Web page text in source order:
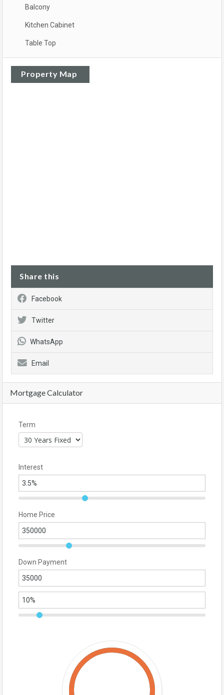
Balcony
Kitchen Cabinet
Table Top
Property Map
Share this
Facebook
Twitter
WhatsApp
Email
Mortgage Calculator
Term
Interest
Home Price
Down Payment